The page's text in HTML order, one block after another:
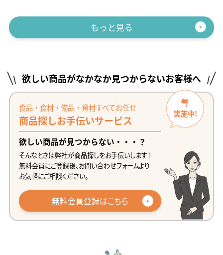
もっと見る
欲しい商品がなかなか見つからないお客様へ
実施中!
食品・食材・備品・資材すべてお任せ
商品探しお手伝いサービス
欲しい商品が見つからない・・・？
そんなときは弊社が商品探しをお手伝いします！
無料会員にご登録後、お問い合わせフォームより
お気軽にご相談ください。
無料会員登録はこちら